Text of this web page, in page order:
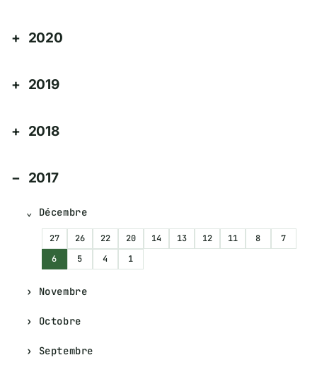
2020
2019
2018
2017
Décembre
27 26 22 20 14 13 12 11 8
7
6
5 4 1
Novembre
Octobre
Septembre